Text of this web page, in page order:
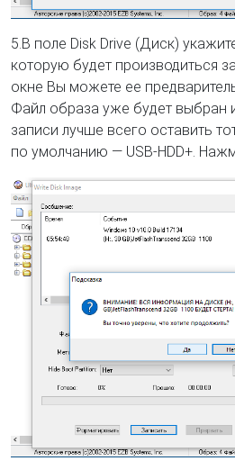
5.В поле Disk Drive (Диск)
которую будет производиться
окне Вы можете ее
Файл образа уже будет выбран
записи лучше всего оставить
по умолчанию — USB-HDD+.